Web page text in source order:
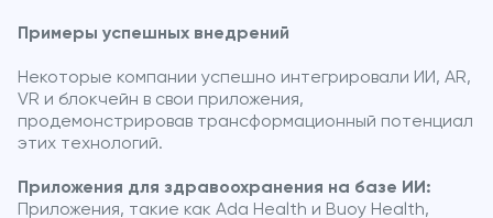
Примеры успешных внедрений
Некоторые компании успешно интегрировали ИИ, AR,
VR и блокчейн в свои приложения,
продемонстрировав трансформационный потенциал
этих технологий.
Приложения для здравоохранения на базе ИИ:
Приложения, такие как Ada Health и Buoy Health,